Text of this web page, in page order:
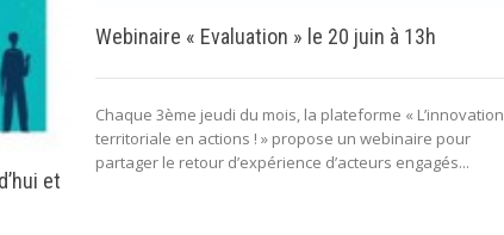
et
Webinaire « Evaluation » le 20 juin à 13h
Chaque 3ème jeudi du mois, la plateforme « L’innovation
territoriale en actions ! » propose un webinaire pour
partager le retour d’expérience d’acteurs engagés...